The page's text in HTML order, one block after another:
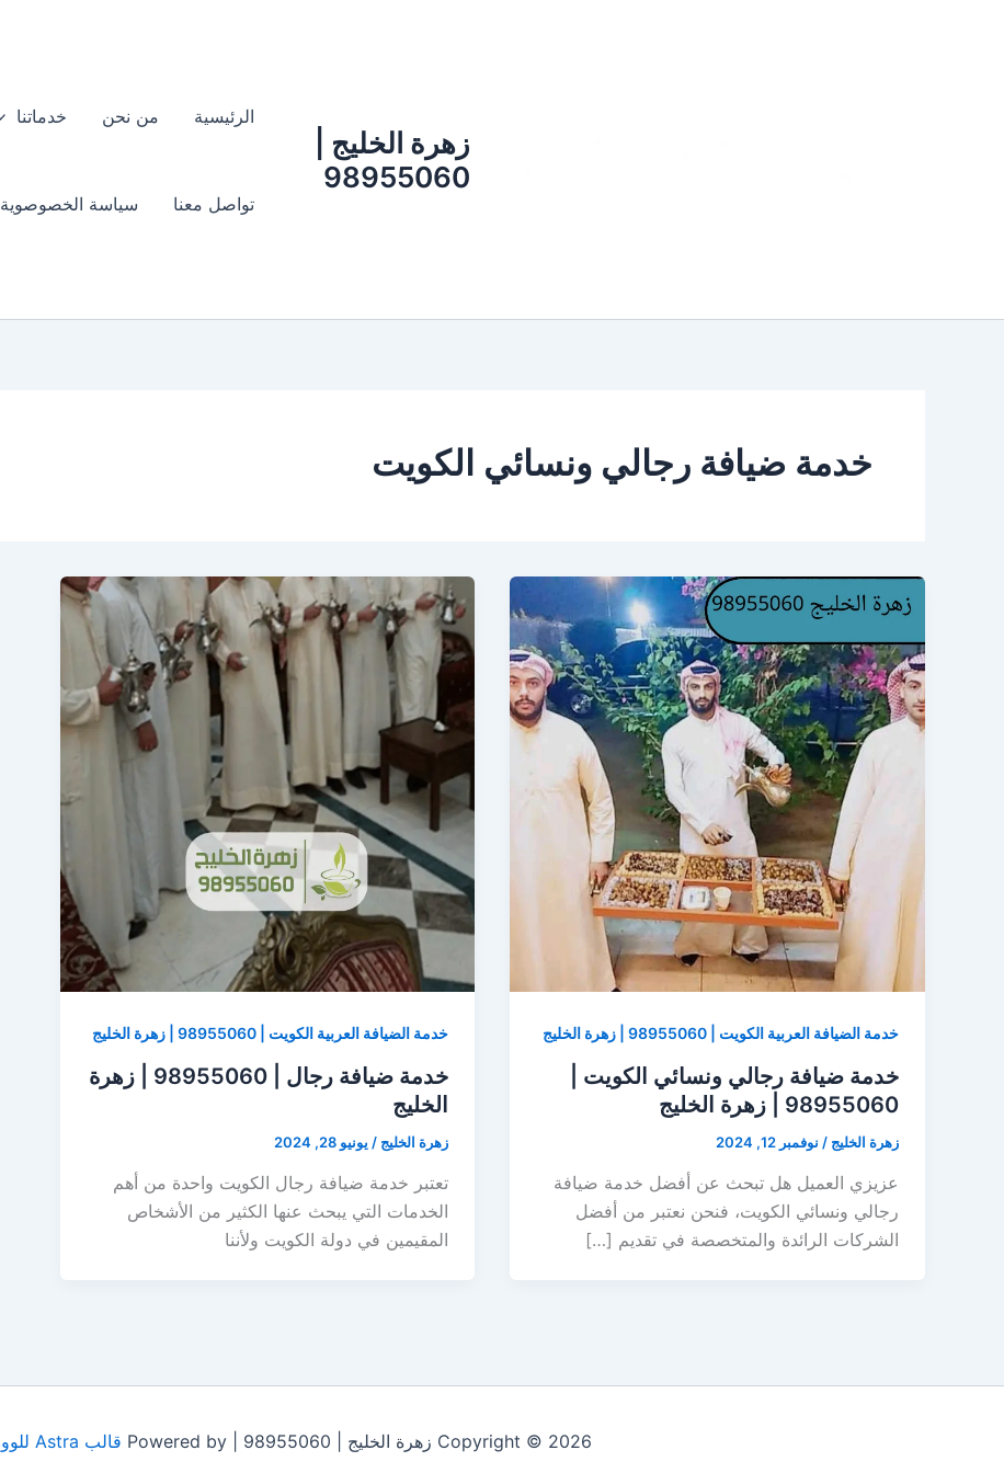
زهرة الخليج |
98955060
الرئيسية من نحن خدماتنا
تواصل معنا سياسة الخصوصوية
خدمة ضيافة رجالي ونسائي الكويت
خدمة الضيافة العربية الكويت | 98955060 | زهرة الخليج
خدمة ضيافة رجالي ونسائي الكويت |
98955060 | زهرة الخليج
زهرة الخليج / نوفمبر 12, 2024
عزيزي العميل هل تبحث عن أفضل خدمة ضيافة
رجالي ونسائي الكويت، فنحن نعتبر من أفضل
الشركات الرائدة والمتخصصة في تقديم […]
خدمة الضيافة العربية الكويت | 98955060 | زهرة الخليج
خدمة ضيافة رجال | 98955060 | زهرة
الخليج
زهرة الخليج / يونيو 28, 2024
تعتبر خدمة ضيافة رجال الكويت واحدة من أهم
الخدمات التي يبحث عنها الكثير من الأشخاص
المقيمين في دولة الكويت ولأننا
Copyright © 2026 زهرة الخليج | 98955060 | Powered by قالب Astra للووردبريس